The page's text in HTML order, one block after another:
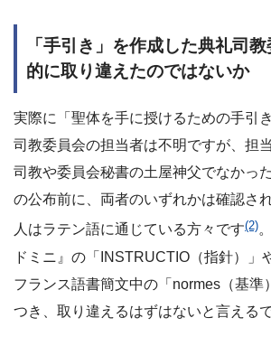
「手引き」を作成した典礼司
的に取り違えたのではないか
実際に「聖体を手に授けるための手引
司教委員会の担当者は不明ですが、担
司教や委員会秘書の土屋神父でなかっ
の公布前に、両者のいずれかは確認さ
人はラテン語に通じている方々です(2)
ドミニ』の「INSTRUCTIO（指針）」
フランス語書簡文中の「normes（基準
つき、取り違えるはずはないと言える